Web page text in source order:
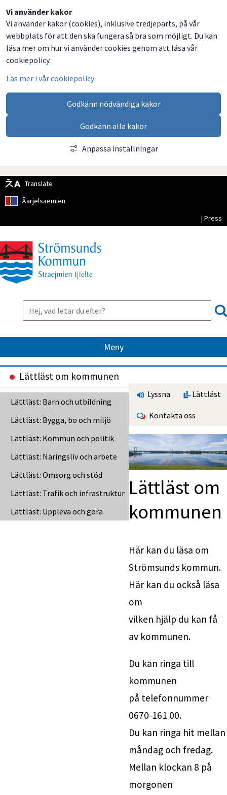
Vi använder kakor
Vi använder kakor (cookies), inklusive tredjeparts, på vår
webbplats för att den ska fungera så bra som möjligt. Du kan
läsa mer om hur vi använder cookies genom att läsa vår
cookiepolicy.
Läs mer i vår cookiepolicy
Godkänn nödvändiga kakor
Godkänn alla kakor
Anpassa inställningar
Translate
Åarjelsaemien
| Press
Meny
Lättläst om kommunen
Lättläst: Barn och utbildning
Lättläst: Bygga, bo och miljö
Lättläst: Kommun och politik
Lättläst: Näringsliv och arbete
Lättläst: Omsorg och stöd
Lättläst: Trafik och infrastruktur
Lättläst: Uppleva och göra
Lyssna Lättläst
Kontakta oss
Lättläst om
kommunen
Här kan du läsa om
Strömsunds kommun.
Här kan du också läsa
om
vilken hjälp du kan få
av kommunen.
Du kan ringa till
kommunen
på telefonnummer
0670-161 00.
Du kan ringa hit mellan
måndag och fredag.
Mellan klockan 8 på
morgonen
Dela
på
Facebook
Dela
på
Twitter
Dela
på
LinkedIn
Dela
via
email